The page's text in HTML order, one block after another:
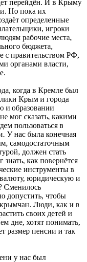
перейдён. И в Крыму
Но пока их
определенные
игроки
рабочие места,
бюджета,
с правительством РФ,
органами власти,
когда в Кремле был
Крым и города
и образовании
мог сказать, какими
пользоваться в
У нас была конечная
самодостаточным
должен стать
как повернётся
инструменты в
юридическую и
Сменилось
допустить, чтобы
Люди, как и в
своих детей и
дне, хотят понимать,
размер пенсии и так
у нас был